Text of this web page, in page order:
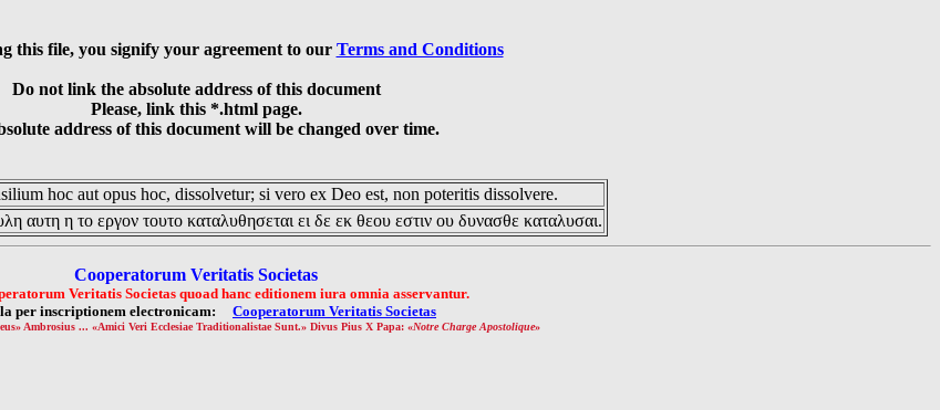
this file, you signify your agreement to our Terms and Conditions
Do not link the absolute address of this document
Please, link this *.html page.
address of this document will be changed over time.
hoc aut opus hoc, dissolvetur; si vero ex Deo est, non poteritis dissolvere.
αυτη η το εργον τουτο καταλυθησεται ει δε εκ θεου εστιν ου δυνασθε καταλυσαι.
Cooperatorum Veritatis Societas
Veritatis Societas quoad hanc editionem iura omnia asservantur.
per inscriptionem electronicam: Cooperatorum Veritatis Societas
Ambrosius ... «Amici Veri Ecclesiae Traditionalistae Sunt.» Divus Pius X Papa: «Notre Charge Apostolique»